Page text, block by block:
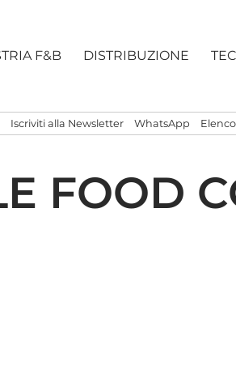
F&B DISTRIBUZIONE
Iscriviti alla Newsletter WhatsApp
FOOD